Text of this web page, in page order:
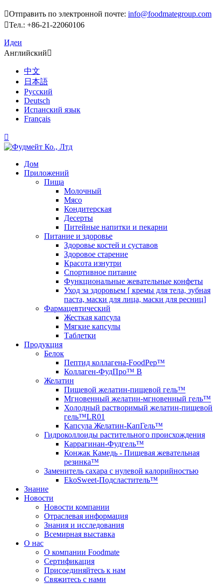
Отправить по электронной почте: info@foodmategroup.com
Тел.: +86-21-22060106
Идеи
Английский
中文
日本語
Русский
Deutsch
Испанский язык
Français

Дом
Приложений
Пища
Молочный
Мясо
Кондитерская
Десерты
Питейные напитки и пекарни
Питание и здоровье
Здоровье костей и суставов
Здоровое старение
Красота изнутри
Спортивное питание
Функциональные жевательные конфеты
Уход за здоровьем [ кремы для тела, зубная
паста, маски для лица, маски для ресниц]
Фармацевтический
Жесткая капсула
Мягкие капсулы
Таблетки
Продукция
Белок
Пептид коллагена-FoodPep™
Коллаген-ФудПро™ В
Желатин
Пищевой желатин-пищевой гель™
Мгновенный желатин-мгновенный гель™
Холодный растворимый желатин-пищевой
гель™LR01
Капсула Желатин-КапГель™
Гидроколлоиды растительного происхождения
Каррагинан-Фудгель™
Конжак Камедь - Пищевая жевательная
резинка™
Заменитель сахара с нулевой калорийностью
EkoSweet-Подсластитель™
Знание
Новости
Новости компании
Отраслевая информация
Знания и исследования
Всемирная выставка
О нас
О компании Foodmate
Сертификация
Присоединяйтесь к нам
Свяжитесь с нами